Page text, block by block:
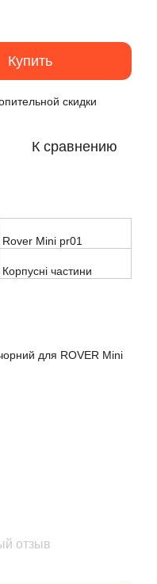
Купить
скидки
К сравнению
Rover Mini pr01
Корпусні частини
для ROVER Mini
отзыв